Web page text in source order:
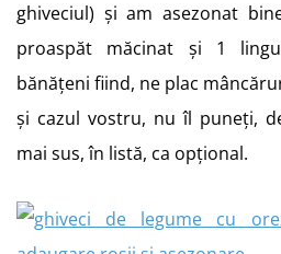
ghiveciul) și am asezonat
proaspăt măcinat și 1
bănățeni fiind, ne plac
și cazul vostru, nu îl puneți,
mai sus, în listă, ca opțional.